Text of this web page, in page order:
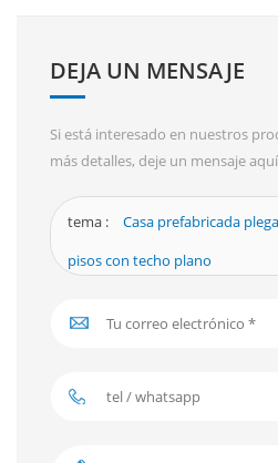
DEJA UN MENSAJE
Si está interesado en nuestros
más detalles, deje un mensaje
tema :
Casa prefabricada
pisos con techo plano